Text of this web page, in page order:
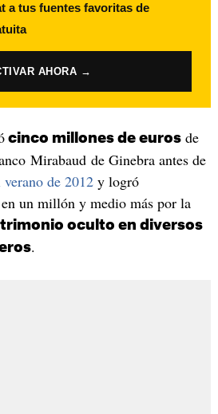
a tus fuentes favoritas de
AHORA →
cinco millones de eurosde
Mirabaud de Ginebra antes de
de 2012 y logró
un millón y medio más por la
oculto en diversos
.